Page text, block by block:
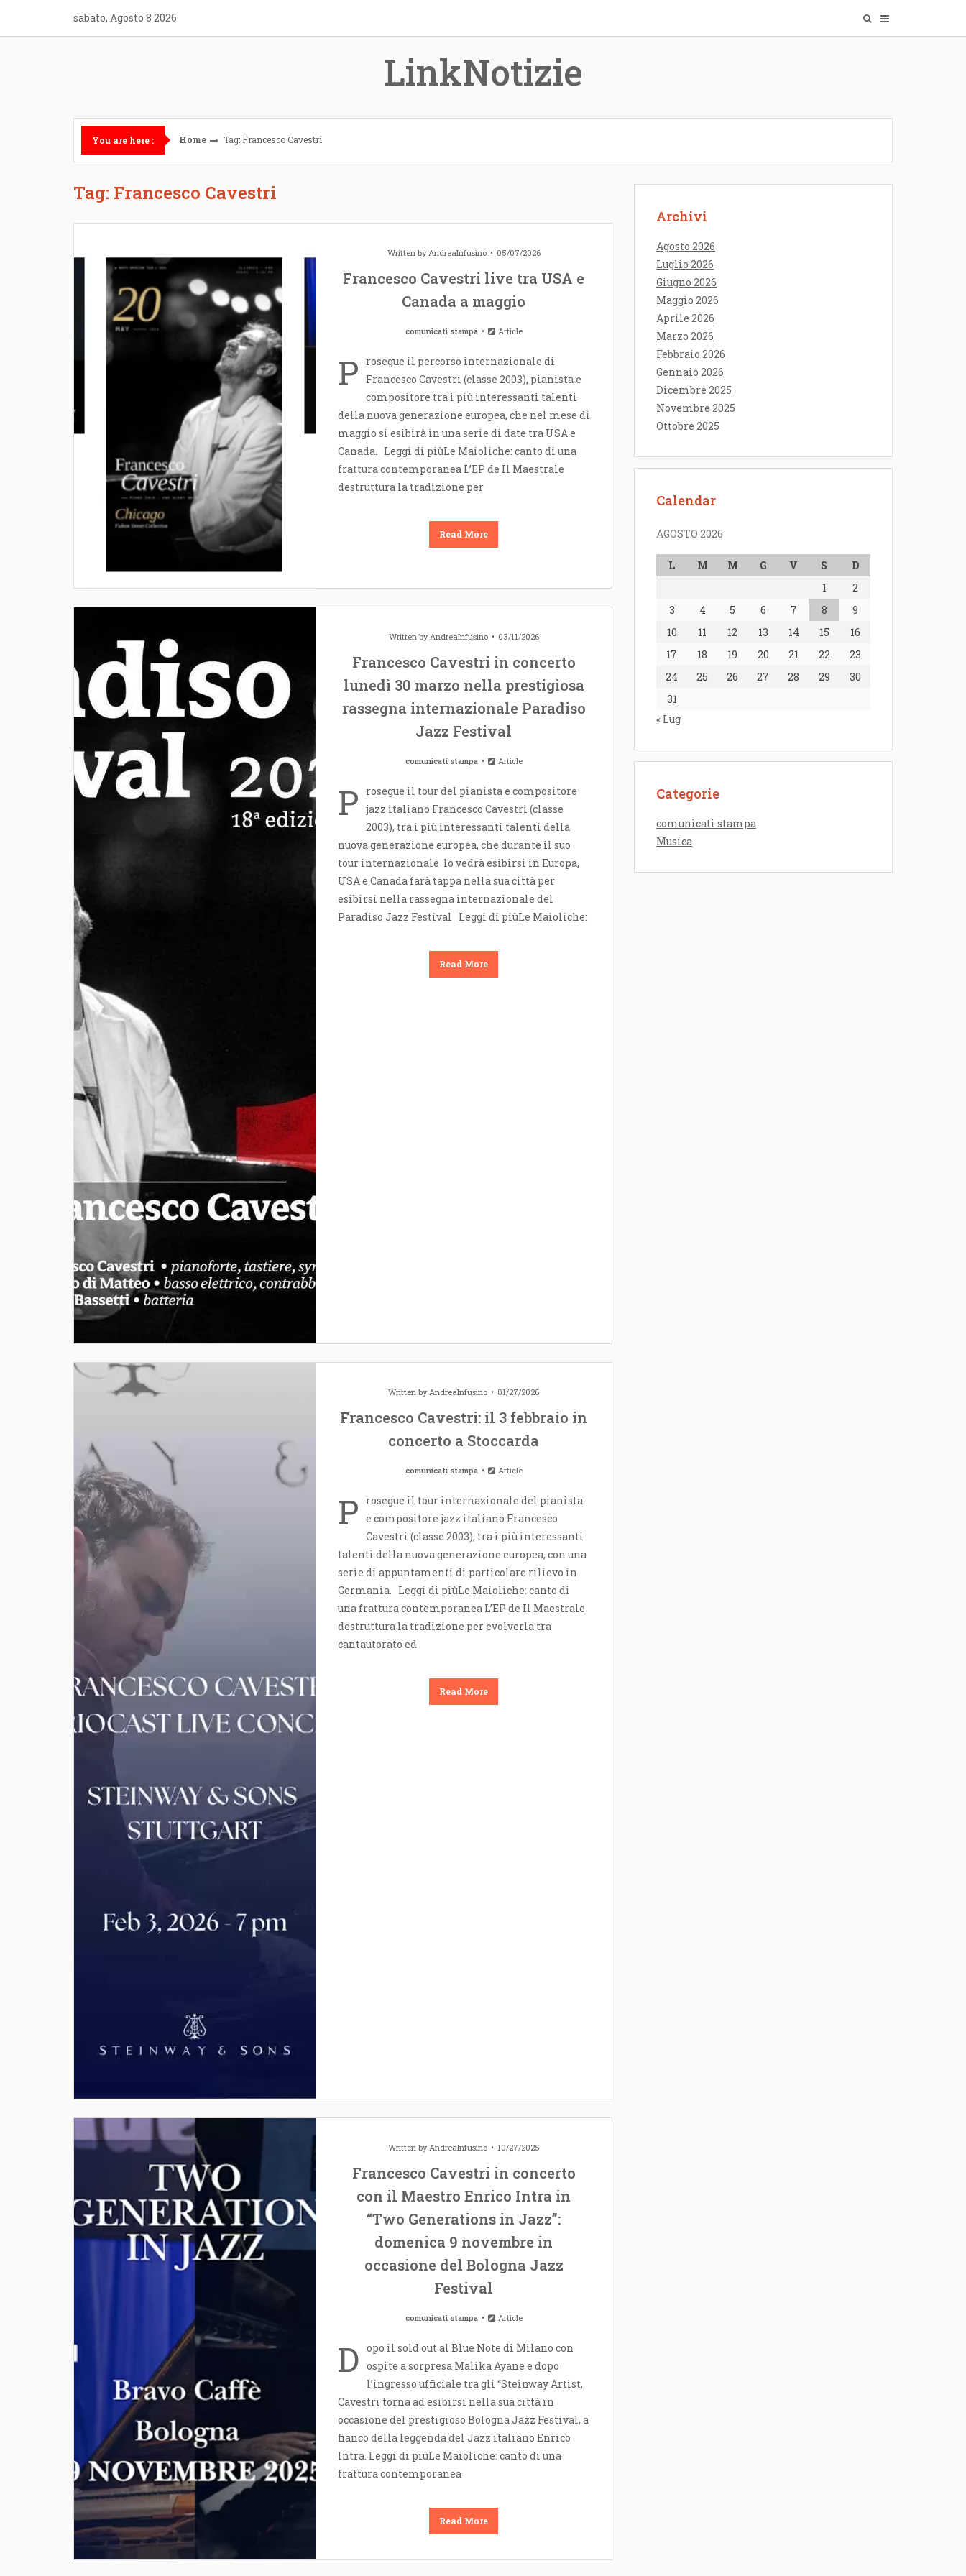
content
sabato, Agosto 8 2026
LinkNotizie
You are here : Home Tag: Francesco Cavestri
Tag: Francesco Cavestri
Written byAndreaInfusino 05/07/2026
Francesco Cavestri live tra USA e
Canada a maggio
comunicati stampa Article
P
rosegue il percorso internazionale di
Francesco Cavestri (classe 2003), pianista e
compositore tra i più interessanti talenti
della nuova generazione europea, che nel mese di
maggio si esibirà in una serie di date tra USA e
Canada. Leggi di piùLe Maioliche: canto di una
frattura contemporanea L’EP de Il Maestrale
destruttura la tradizione per
Read More
Written byAndreaInfusino 03/11/2026
Francesco Cavestri in concerto
lunedì 30 marzo nella prestigiosa
rassegna internazionale Paradiso
Jazz Festival
comunicati stampa Article
P
rosegue il tour del pianista e compositore
jazz italiano Francesco Cavestri (classe
2003), tra i più interessanti talenti della
nuova generazione europea, che durante il suo
tour internazionale lo vedrà esibirsi in Europa,
USA e Canada farà tappa nella sua città per
esibirsi nella rassegna internazionale del
Paradiso Jazz Festival Leggi di piùLe Maioliche:
Read More
Written byAndreaInfusino 01/27/2026
Francesco Cavestri: il 3 febbraio in
concerto a Stoccarda
comunicati stampa Article
P
rosegue il tour internazionale del pianista
e compositore jazz italiano Francesco
Cavestri (classe 2003), tra i più interessanti
talenti della nuova generazione europea, con una
serie di appuntamenti di particolare rilievo in
Germania. Leggi di piùLe Maioliche: canto di
una frattura contemporanea L’EP de Il Maestrale
destruttura la tradizione per evolverla tra
cantautorato ed
Read More
Written byAndreaInfusino 10/27/2025
Francesco Cavestri in concerto
con il Maestro Enrico Intra in
“Two Generations in Jazz”:
domenica 9 novembre in
occasione del Bologna Jazz
Festival
comunicati stampa Article
D opo il sold out al Blue Note di Milano con
ospite a sorpresa Malika Ayane e dopo
l’ingresso ufficiale tra gli “Steinway Artist,
Cavestri torna ad esibirsi nella sua città in
occasione del prestigioso Bologna Jazz Festival, a
fianco della leggenda del Jazz italiano Enrico
Intra. Leggi di piùLe Maioliche: canto di una
frattura contemporanea
Read More
Archivi
Agosto 2026
Luglio 2026
Giugno 2026
Maggio 2026
Aprile 2026
Marzo 2026
Febbraio 2026
Gennaio 2026
Dicembre 2025
Novembre 2025
Ottobre 2025
Calendar
AGOSTO 2026
L M M G V S
D
1
2
3
4 5 6 7 8
9
10
11 12 13 14 15
16
17
18 19 20 21 22
23
24
25 26 27 28 29
30
31
« Lug
Categorie
comunicati stampa
Musica